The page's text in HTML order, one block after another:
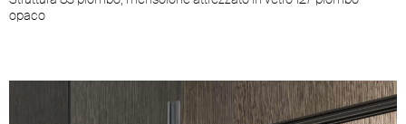
opaco